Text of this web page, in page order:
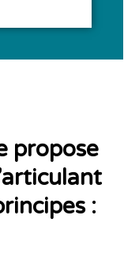
propose
: